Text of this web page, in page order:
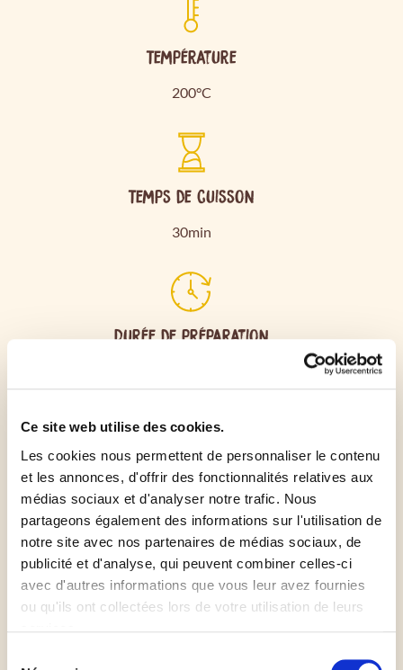
Ce site web utilise des cookies.
Les cookies nous permettent de personnaliser le contenu
et les annonces, d'offrir des fonctionnalités relatives aux
médias sociaux et d'analyser notre trafic. Nous
partageons également des informations sur l'utilisation de
notre site avec nos partenaires de médias sociaux, de
publicité et d'analyse, qui peuvent combiner celles-ci
avec d'autres informations que vous leur avez fournies
ou qu'ils ont collectées lors de votre utilisation de leurs
Température
200°C
Temps de cuisson
30min
Durée de préparation
Préchauffer le four à 200°C
Dérouler la pâte sur le plan de travail
Déposer la sauce tomate, parsemer de thym et
disposer le parmesan et les tranches de chorizo